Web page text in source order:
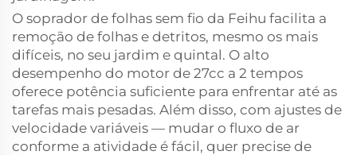
O soprador de folhas sem fio da Feihu facilita a
remoção de folhas e detritos, mesmo os mais
difíceis, no seu jardim e quintal. O alto
desempenho do motor de 27cc a 2 tempos
oferece potência suficiente para enfrentar até as
tarefas mais pesadas. Além disso, com ajustes de
velocidade variáveis — mudar o fluxo de ar
conforme a atividade é fácil, quer precise de